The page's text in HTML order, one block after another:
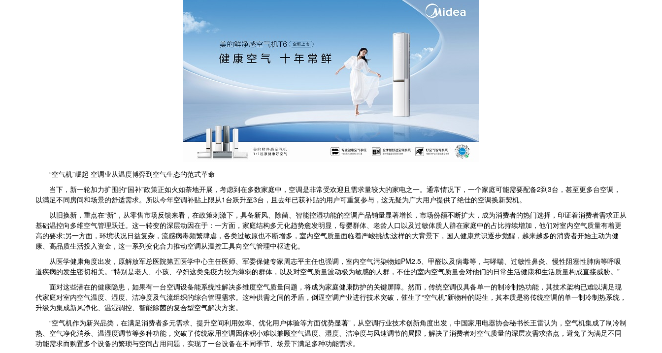
“空气机”崛起 空调业从温度博弈到空气生态的范式革命
当下，新一轮加力扩围的“国补”政策正如火如荼地开展，考虑到在多数家庭中，空调是非常受欢迎且需求量较大的家电之一。通常情况下，一个家庭可能需要配备2到3台，甚至更多台空调，
以满足不同房间和场景的舒适需求。所以今年空调补贴上限从1台跃升至3台，且去年已获补贴的用户可重复参与，这无疑为广大用户提供了绝佳的空调换新契机。
以旧换新，重点在“新”，从零售市场反馈来看，在政策刺激下，具备新风、除菌、智能控湿功能的空调产品销量显著增长，市场份额不断扩大，成为消费者的热门选择，印证着消费者需求正从
基础温控向多维空气管理跃迁。这一转变的深层动因在于：一方面，家庭结构多元化趋势愈发明显，母婴群体、老龄人口以及过敏体质人群在家庭中的占比持续增加，他们对室内空气质量有着更
高的要求;另一方面，环境状况日益复杂，流感病毒频繁肆虐，各类过敏原也不断增多，室内空气质量面临着严峻挑战;这样的大背景下，国人健康意识逐步觉醒，越来越多的消费者开始主动为健
康、高品质生活投入资金，这一系列变化合力推动空调从温控工具向空气管理中枢进化。
从医学健康角度出发，原解放军总医院第五医学中心主任医师、军委保健专家周志平主任也强调，室内空气污染物如PM2.5、甲醛以及病毒等，与哮喘、过敏性鼻炎、慢性阻塞性肺病等呼吸
道疾病的发生密切相关。“特别是老人、小孩、孕妇这类免疫力较为薄弱的群体，以及对空气质量波动极为敏感的人群，不佳的室内空气质量会对他们的日常生活健康和生活质量构成直接威胁。”
面对这些潜在的健康隐患，如果有一台空调设备能系统性解决多维度空气质量问题，将成为家庭健康防护的关键屏障。然而，传统空调仅具备单一的制冷制热功能，其技术架构已难以满足现
代家庭对室内空气温度、湿度、洁净度及气流组织的综合管理需求。这种供需之间的矛盾，倒逼空调产业进行技术突破，催生了“空气机”新物种的诞生，其本质是将传统空调的单一制冷制热系统，
升级为集成新风净化、温湿调控、智能除菌的复合型空气解决方案。
“空气机作为新兴品类，在满足消费者多元需求、提升空间利用效率、优化用户体验等方面优势显著”，从空调行业技术创新角度出发，中国家用电器协会秘书长王雷认为，空气机集成了制冷制
热、空气净化消杀、温湿度调节等多种功能，突破了传统家用空调因体积小难以兼顾空气温度、湿度、洁净度与风速调节的局限，解决了消费者对空气质量的深层次需求痛点，避免了为满足不同
功能需求而购置多个设备的繁琐与空间占用问题，实现了一台设备在不同季节、场景下满足多种功能需求。